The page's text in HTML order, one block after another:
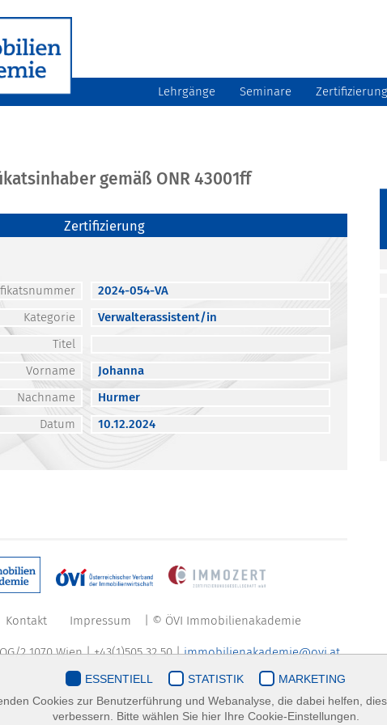
Lehrgänge Seminare Zertifizierung
gemäß ONR 43001ff
Zertifizierung
2024-054-VA
Kategorie
Verwalterassistent/in
Titel
Vorname
Johanna
Nachname
Hurmer
Datum
10.12.2024
Kontakt Impressum | © ÖVI Immobilienakademie
2 1070 Wien | +43(1)505 32 50 |immobilienakademie@ovi.at
ESSENTIELL STATISTIK
MARKETING
Cookies zur Benutzerführung und Webanalyse, die dabei helfen,
verbessern. Bitte wählen Sie hier Ihre Cookie-Einstellungen.